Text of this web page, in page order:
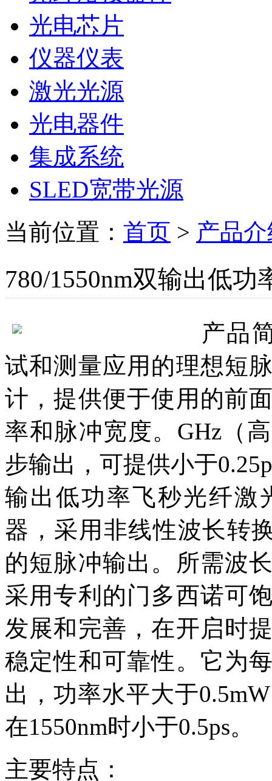
光电芯片
仪器仪表
激光光源
光电器件
集成系统
SLED宽带光源
当前位置： 首页 > 产品
780/1550nm双输出低
产品
试和测量应用的理想短
计，提供便于使用的前
率和脉冲宽度。GHz（
步输出，可提供小于
输出低功率飞秒光纤激
器，采用非线性波长转
的短脉冲输出。所需波
采用专利的门多西诺可
发展和完善，在开启时
稳定性和可靠性。它为
出，功率水平大于
在1550nm时小于0.5ps。
主要特点：